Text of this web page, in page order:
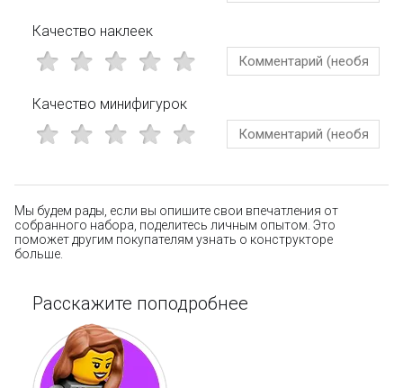
Качество наклеек
Качество минифигурок
Мы будем рады, если вы опишите свои впечатления от
собранного набора, поделитесь личным опытом. Это
поможет другим покупателям узнать о конструкторе
больше.
Расскажите поподробнее